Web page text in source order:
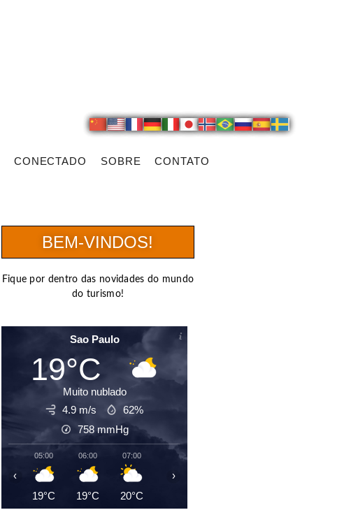
CONECTADO SOBRE CONTATO
BEM-VINDOS!
Fique por dentro das novidades do mundo
do turismo!
Sao Paulo
19°C
Muito nublado
4.9 m/s
62%
758 mmHg
05:00
19°C
06:00
19°C
07:00
20°C
08:00
‹ ›